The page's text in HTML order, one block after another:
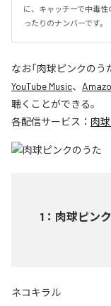
に、キャッチーで中毒
ったりのナンバーです。
なお「肉球ピンクのう
YouTube Music、
聴くことができる。
各配信サービス： 肉
1 ： 肉球ピン
ネコキラル